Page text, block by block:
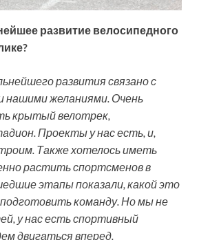
развитие велосипедного
развития связано с
нашими желаниями. Очень
крытый велотрек,
Проекты у нас есть, и,
Также хотелось иметь
растить спортсменов в
этапы показали, какой это
команду. Но мы не
у нас есть спортивный
двигаться вперед.